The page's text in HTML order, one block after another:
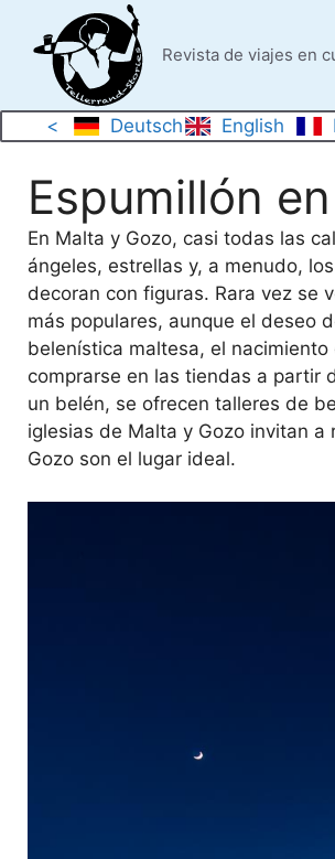
contenido
Revista de viajes en
< Deutsch English
Espumillón
En Malta y Gozo, casi todas las
ángeles, estrellas y, a menudo,
decoran con figuras. Rara vez se
más populares, aunque el deseo
belenística maltesa, el
comprarse en las tiendas a partir
un belén, se ofrecen talleres de
iglesias de Malta y Gozo invitan
Gozo son el lugar ideal.